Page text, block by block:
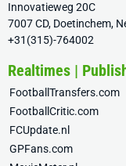
Innovatieweg 20C
7007 CD, Doetinchem,
+31(315)-764002
Realtimes |
FootballTransfers.com
FootballCritic.com
FCUpdate.nl
GPFans.com